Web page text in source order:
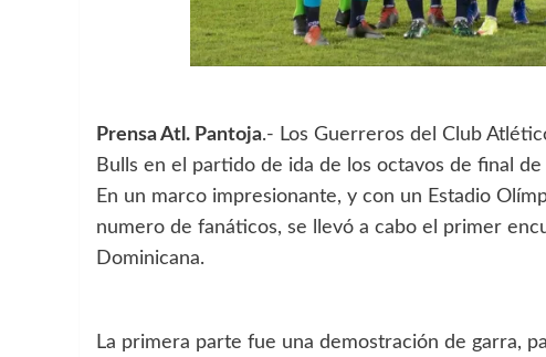
Prensa Atl. Pantoja.- Los Guerreros del Club
Bulls en el partido de ida de los octavos de final
En un marco impresionante, y con un Estadio
numero de fanáticos, se llevó a cabo el primer
Dominicana.
La primera parte fue una demostración de garra,